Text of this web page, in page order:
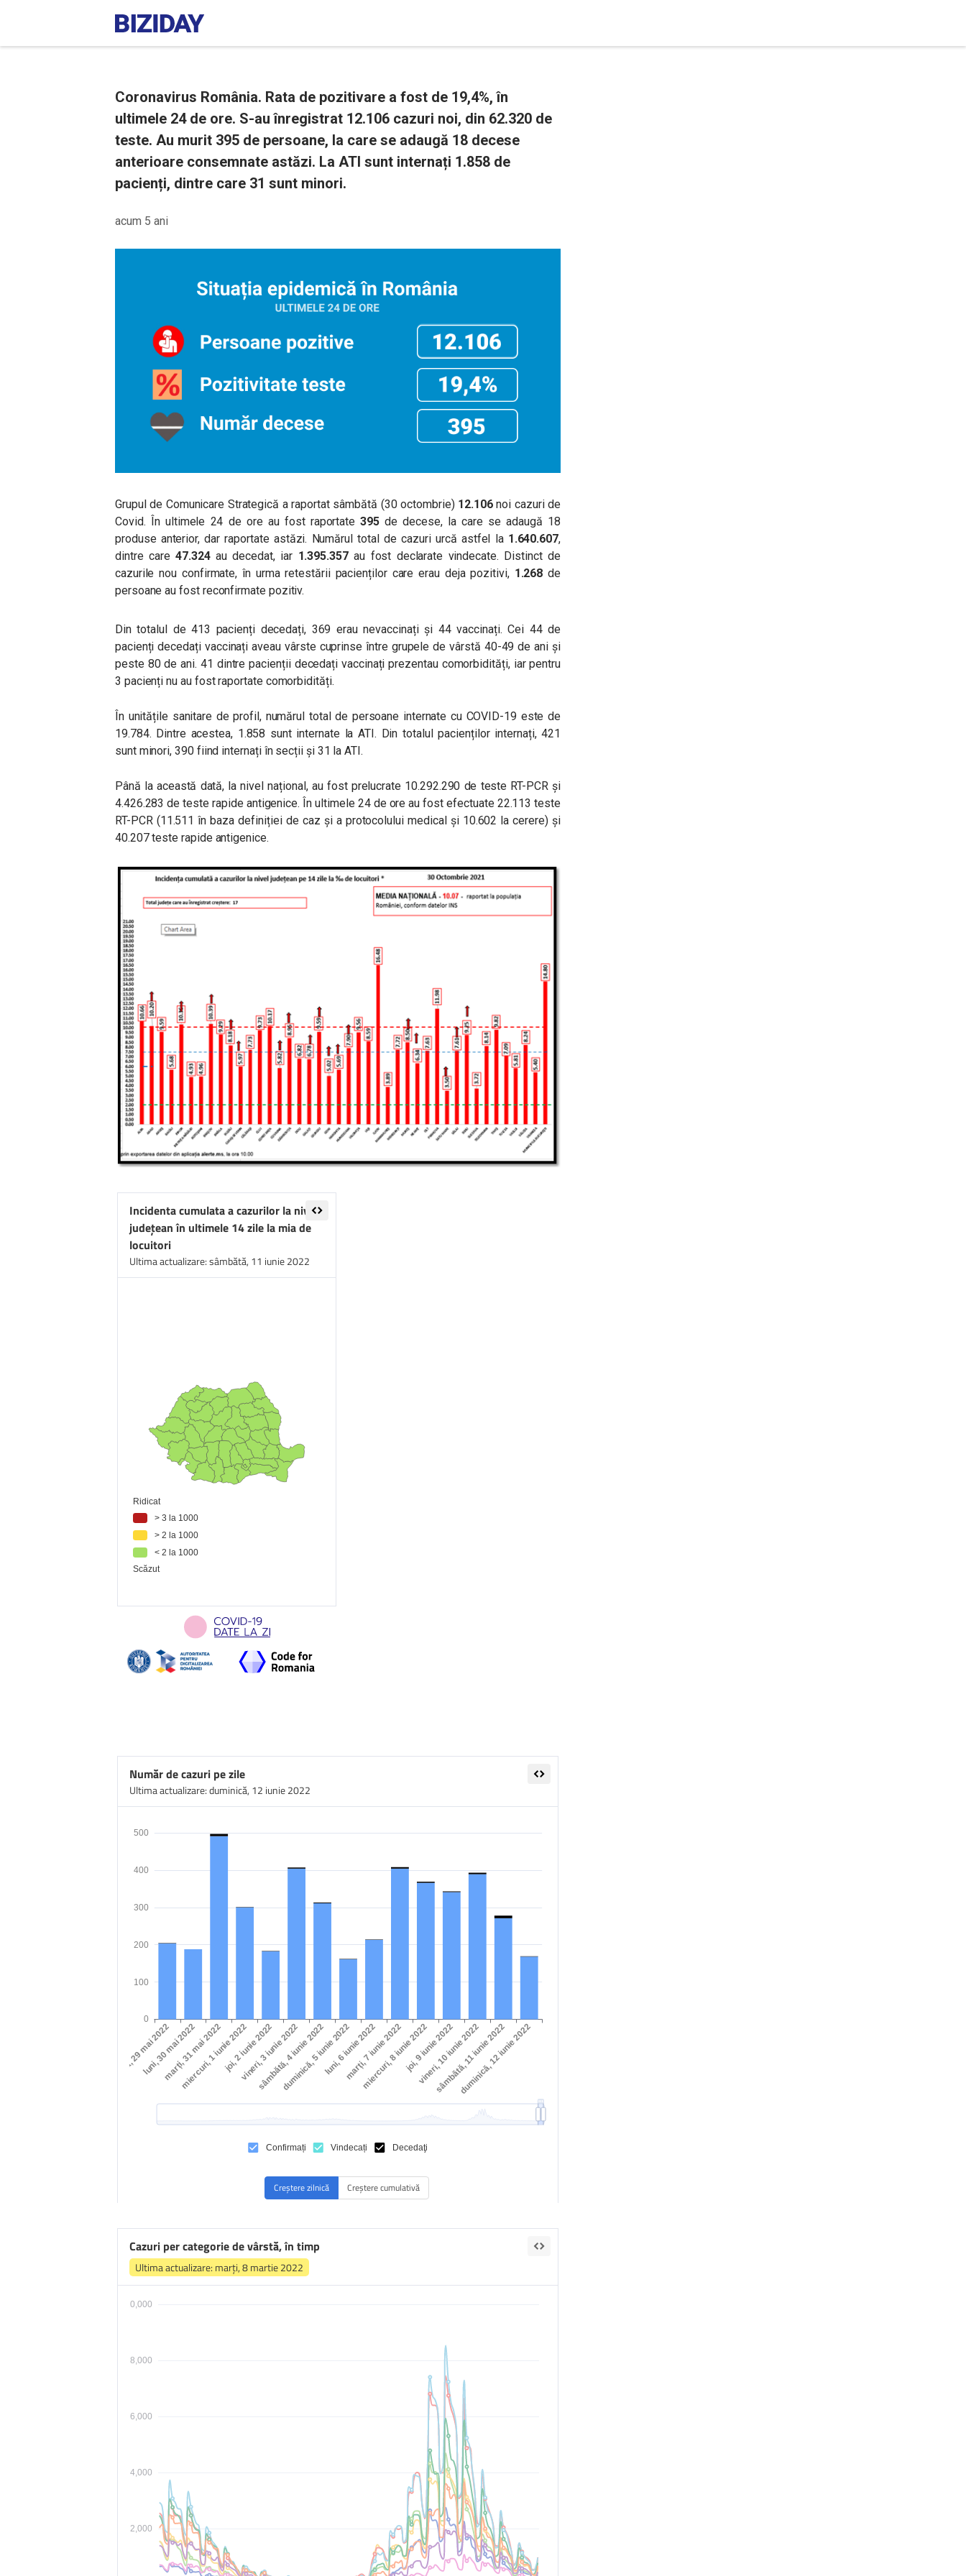
Coronavirus România. Rata de pozitivare a fost de 19,4%, în
ultimele 24 de ore. S-au înregistrat 12.106 cazuri noi, din 62.320 de
teste. Au murit 395 de persoane, la care se adaugă 18 decese
anterioare consemnate astăzi. La ATI sunt internați 1.858 de
pacienți, dintre care 31 sunt minori.
acum 5 ani
Grupul de Comunicare Strategică a raportat sâmbătă (30 octombrie) 12.106noi cazuri de
Covid. În ultimele 24 de ore au fost raportate395 de decese, la care se adaugă 18
produse anterior, dar raportate astăzi. Numărul total de cazuri urcă astfel la 1.640.607,
dintre care47.324au decedat, iar 1.395.357au fost declarate vindecate. Distinct de
cazurile nou confirmate, în urma retestării pacienților care erau deja pozitivi, 1.268 de
persoane au fost reconfirmate pozitiv.
Din totalul de 413 pacienți decedați, 369 erau nevaccinați și 44 vaccinați. Cei 44 de
pacienți decedați vaccinați aveau vârste cuprinse între grupele de vârstă 40-49 de ani și
peste 80 de ani. 41 dintre pacienții decedați vaccinați prezentau comorbidități, iar pentru
3 pacienți nu au fost raportate comorbidități.
În unitățile sanitare de profil, numărul total de persoane internate cu COVID-19 este de
19.784. Dintre acestea, 1.858 sunt internate la ATI. Din totalul pacienților internați, 421
sunt minori, 390 fiind internați în secții și 31 la ATI.
Până la această dată, la nivel național, au fost prelucrate 10.292.290 de teste RT-PCR și
4.426.283 de teste rapide antigenice. În ultimele 24 de ore au fost efectuate 22.113 teste
RT-PCR (11.511 în baza definiției de caz și a protocolului medical și 10.602 la cerere) și
40.207 teste rapide antigenice.